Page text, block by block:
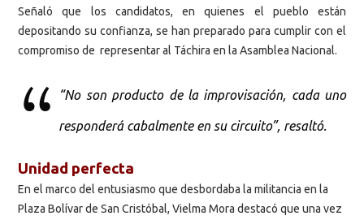
Señaló que los candidatos, en quienes el pueblo están
depositando su confianza, se han preparado para cumplir con el
compromiso de representar al Táchira en la Asamblea Nacional.
“No son producto de la improvisación, cada uno
responderá cabalmente en su circuito”, resaltó.
Unidad perfecta
En el marco del entusiasmo que desbordaba la militancia en la
Plaza Bolívar de San Cristóbal, Vielma Mora destacó que una vez